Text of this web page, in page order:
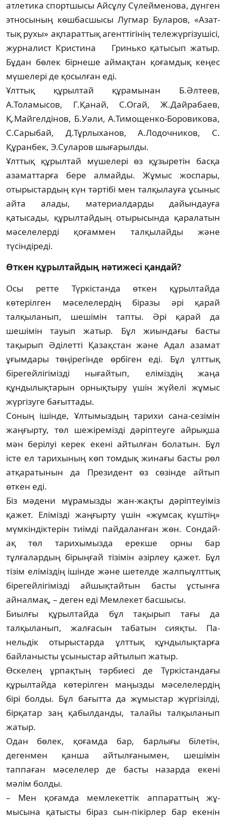
атлетика спор­тшысы Айсұлу Сүлейменова, дүнген
эт­носының көшбасшысы Лугмар Буларов, «Азат­
тық рухы» ақпараттық агенттігінің тележүргізушісі,
журналист Кристина Гри­нько қатысып жатыр.
Бұдан бөлек бірнеше ай­мақтан қоғамдық кеңес
мүшелері де қо­сылған еді.
Ұлттық құрылтай құрамынан Б.Әлтеев,
А.Толамысов, Г.Қанай, С.Огай, Ж.Дайрабаев,
Қ.Май­гелдінов, Б.Уәли, А.Тимощенко-Бо­ро­викова,
С.Сарыбай, Д.Тұрлыханов, А.Ло­доч­ни­ков, С.
Құранбек, Э.Суларов шығарылды.
Ұлттық құрылтай мүшелері өз құзыре­тін басқа
азаматтарға бере алмайды. Жұ­мыс жоспары,
отырыстардың күн тәртібі мен талқылауға ұсыныс
айта алады, ма­те­риал­дарды дайындауға
қатысады, құрыл­тай­дың отырысында қаралатын
мәселе­лер­ді қоғаммен талқылайды және
түсіндіреді.
Өткен құрылтайдың нәтижесі қандай?
Осы ретте Түркістанда өткен құрыл­тай­да
көтерілген мәселелердің біразы әрі қа­рай
талқыланып, шешімін тапты. Әрі қа­рай да
шешімін тауып жатыр. Бұл жиындағы бас­ты
тақырып Әділетті Қа­зақ­стан және Адал азамат
ұғымдары төңірегінде өрбіген еді. Бұл ұлттық
бірегей­лігімізді ны­ғайтып, елі­міз­дің жаңа
құндылықтарын ор­­нықтыру үшін жүйелі жұмыс
жүргізуге ба­ғыттады.
Соның ішінде, Ұлтымыздың тарихи са­на-сезімін
жаңғырту, төл шежіре­мізді дә­ріптеуге айрықша
мән берілуі керек екені ай­тылған болатын. Бұл
істе ел тари­хы­ның көп томдық жинағы басты рөл
ат­қара­ты­нын да Президент өз сөзінде айтып
өткен еді.
Біз мәдени мұрамызды жан-жақты дә­ріп­теуіміз
қажет. Елімізді жаңғырту үшін «жұм­сақ күштің»
мүмкіндіктерін тиімді пай­­даланған жөн. Сондай-
ақ төл та­ри­хы­мызда ерекше орны бар
тұлғалардың бі­рыңғай тізімін әзірлеу қажет. Бұл
тізім елі­міздің ішінде және шетелде жал­пыұлт­тық
бірегейлігімізді айшықтайтын басты ұс­тынға
айналмақ, – деген еді Мемлекет бас­шысы.
Биылғы құрылтайда бұл тақырып тағы да
талқыланып, жалғасын табатын сияқты. Па­­
нельдік отырыстарда ұлттық құн­ды­лық­тар­ға
байланысты ұсыныстар айтылып жа­тыр.
Өскелең ұрпақтың тәрбиесі де Түркі­стандағы
құрылтайда көтерілген маңызды мә­­селелердің
бірі болды. Бұл бағытта да жұ­­мыстар жүргізілді,
бірқатар заң қабыл­дан­ды, талайы талқыланып
жатыр.
Одан бөлек, қоғамда бар, барлығы бі­­летін,
дегенмен қанша айтылғ­а­ны­­мен, шешімін
таппаған мәселелер де бас­ты назарда екені
мәлім болды.
– Мен қоғамда мемлекеттік аппараттың жұ­
мысына қатысты біраз сын-пікірлер бар еке­нін